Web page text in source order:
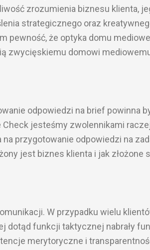
zrozumienia biznesu klienta,
strategicznego oraz
pewność, że optyka domu
zwycięskiemu domowi
odpowiedzi na brief powinna
Check jesteśmy zwolennikami
przygotowanie odpowiedzi na
jest biznes klienta i jak złożone
W przypadku wielu
dotąd funkcji taktycznej nabrały
merytoryczne i